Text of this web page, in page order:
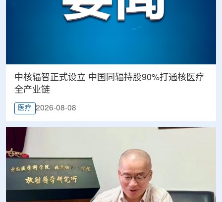
中核辐智正式设立 中国同辐持股90%打通核医疗
全产业链
医疗 2026-08-08